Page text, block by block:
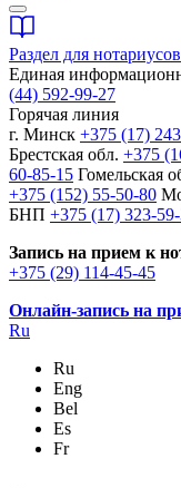
Раздел для нотариусов
Единая
(44) 592-99-27
Горячая линия
г. Минск +375 (17)
Брестская обл. +375
60-85-15 Гомельская
+375 (152) 55-50-80
БНП +375 (17) 323-
Запись на прием к
+375 (29) 114-45-45
Онлайн-запись на
Ru
Ru
Eng
Bel
Es
Fr